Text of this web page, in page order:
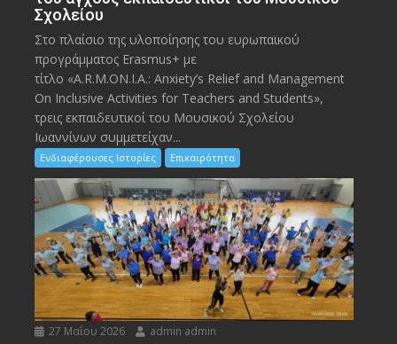
Σχολείου
Στο πλαίσιο της υλοποίησης του ευρωπαϊκού
προγράμματος Erasmus+ με
τίτλο «A.R.M.ON.I.A.: Anxiety’s Relief and Management
On Inclusive Activities for Teachers and Students»,
τρεις εκπαιδευτικοί του Μουσικού Σχολείου
Ιωαννίνων συμμετείχαν...
Ενδιαφέρουσες Ιστορίες Επικαιρότητα
27 Μαΐου 2026 admin admin